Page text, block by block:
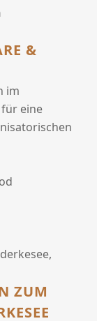
&
im
eine
ZUM